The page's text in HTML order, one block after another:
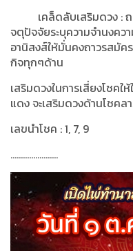
เคล็ดลับเสริมดวง :
จตุปัจจัยระบุความจำนงคว
อานิสงส์ให้มั่นคงถาวรสมัค
กิจทุกๆด้าน
เสริมดวงในการเสี่ยงโชคใ
แดง จะเสริมดวงด้านโชคล
เลขนำโชค : 1, 7, 9
.......................